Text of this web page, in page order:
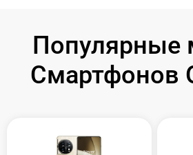
Популярные
Смартфонов